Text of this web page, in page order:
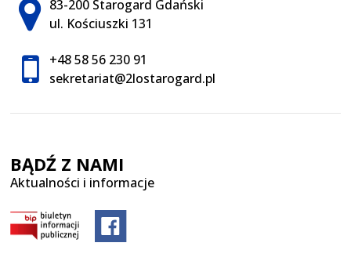
Adres pocztowy:
83-200 Starogard Gdański
ul. Kościuszki 131
+48 58 56 230 91
sekretariat@2lostarogard.pl
BĄDŹ Z NAMI
Aktualności i informacje